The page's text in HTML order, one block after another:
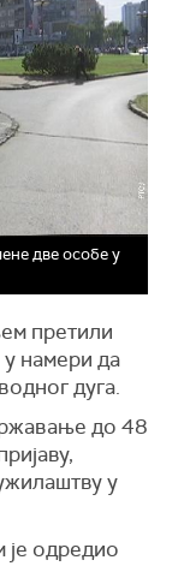
две особе у
претили
намери да
дуга.
до 48
у
је одредио